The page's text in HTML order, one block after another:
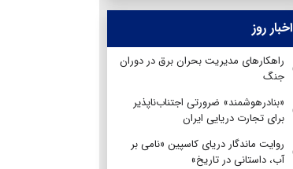
اخبار روز
راهکارهای مدیریت بحران برق در دوران
جنگ
«بنادرهوشمند» ضرورتی اجتناب‌ناپذیر
برای تجارت دریایی ایران
روایت ماندگار دریای کاسپین «نامی بر
آب، داستانی در تاریخ»